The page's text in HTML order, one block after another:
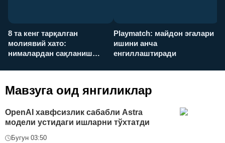
8 та кенг тарқалган
молиявий хато:
нималардан сақланиш
Playmatch: майдон эгалари
ишини анча
енгиллаштиради
Мавзуга оид янгиликлар
OpenAI хавфсизлик сабабли Astra
модели устидаги ишларни тўхтатди
Бугун 03:50